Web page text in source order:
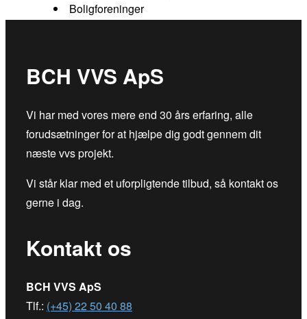
Boligforeninger
BCH VVS ApS
Vi har med vores mere end 30 års erfaring, alle
forudsætninger for at hjælpe dig godt gennem dit
næste vvs projekt.
Vi står klar med et uforpligtende tilbud, så kontakt os
gerne i dag.
Kontakt os
BCH VVS ApS
Tlf.: (+45) 22 50 40 88